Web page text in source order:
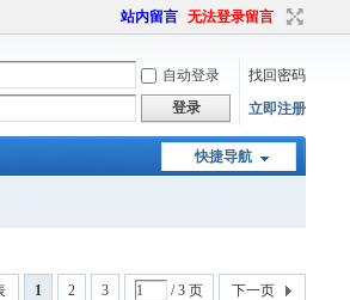
站内留言 无法登录留言
自动登录
找回密码
登录
立即注册
快捷导航
1 2 3 / 3 页 下一页